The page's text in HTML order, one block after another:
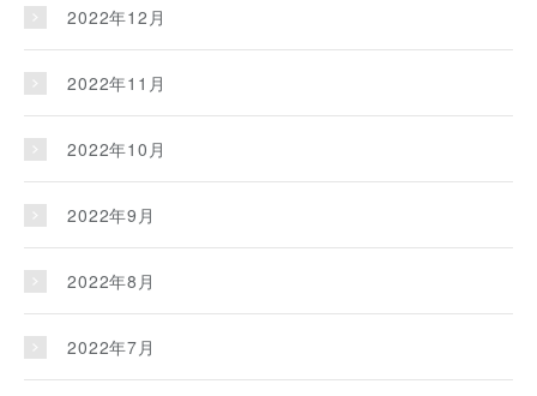
2022年12月
2022年11月
2022年10月
2022年9月
2022年8月
2022年7月